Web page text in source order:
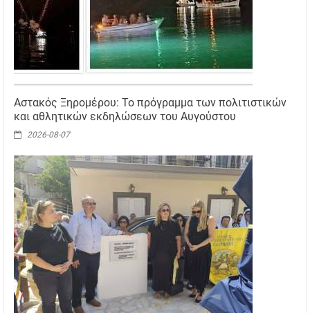
Αστακός Ξηρομέρου: Το πρόγραμμα των πολιτιστικών
και αθλητικών εκδηλώσεων του Αυγούστου
2026-08-07